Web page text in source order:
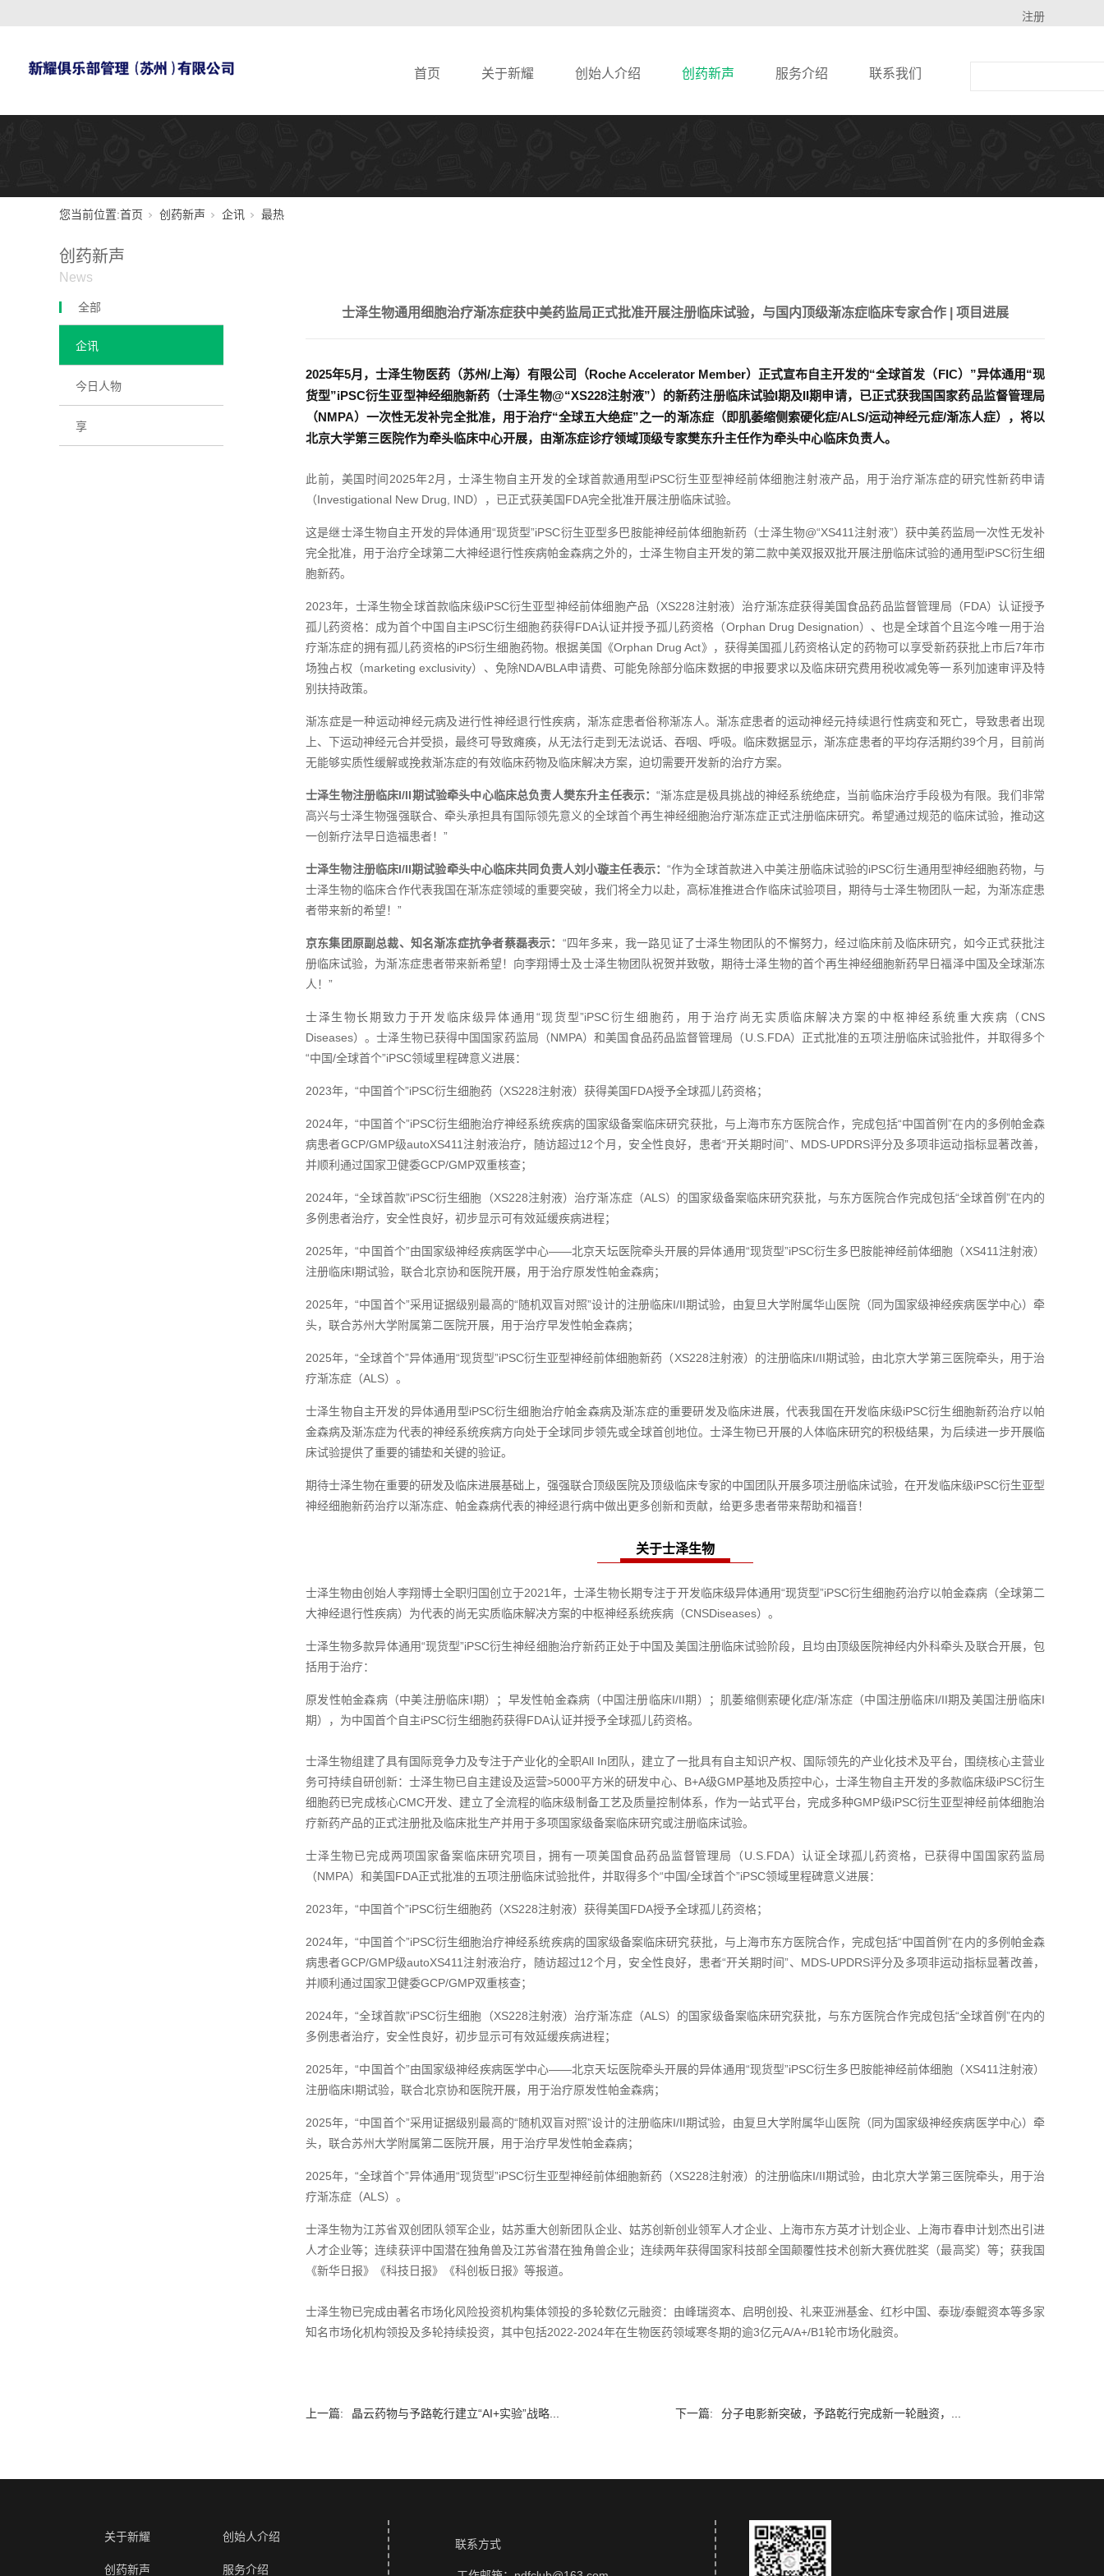
注册
首页 关于新耀 创始人介绍 创药新声 服务介绍 联系我们
您当前位置:首页 创药新声 企讯 最热
创药新声
News
全部
企讯
今日人物
享
士泽生物通用细胞治疗渐冻症获中美药监局正式批准开展注册临床试验，与国内顶级渐冻症临床专家合作 | 项目进展
2025年5月，士泽生物医药（苏州/上海）有限公司（Roche Accelerator Member）正式宣布自主开发的“全球首发（FIC）”异体通用“现
货型”iPSC衍生亚型神经细胞新药（士泽生物@“XS228注射液”）的新药注册临床试验I期及II期申请，已正式获我国国家药品监督管理局
（NMPA）一次性无发补完全批准，用于治疗“全球五大绝症”之一的渐冻症（即肌萎缩侧索硬化症/ALS/运动神经元症/渐冻人症），将以
北京大学第三医院作为牵头临床中心开展，由渐冻症诊疗领域顶级专家樊东升主任作为牵头中心临床负责人。
此前，美国时间2025年2月，士泽生物自主开发的全球首款通用型iPSC衍生亚型神经前体细胞注射液产品，用于治疗渐冻症的研究性新药申请
（Investigational New Drug, IND），已正式获美国FDA完全批准开展注册临床试验。
这是继士泽生物自主开发的异体通用“现货型”iPSC衍生亚型多巴胺能神经前体细胞新药（士泽生物@“XS411注射液”）获中美药监局一次性无发补
完全批准，用于治疗全球第二大神经退行性疾病帕金森病之外的，士泽生物自主开发的第二款中美双报双批开展注册临床试验的通用型iPSC衍生细
胞新药。
2023年，士泽生物全球首款临床级iPSC衍生亚型神经前体细胞产品（XS228注射液）治疗渐冻症获得美国食品药品监督管理局（FDA）认证授予
孤儿药资格：成为首个中国自主iPSC衍生细胞药获得FDA认证并授予孤儿药资格（Orphan Drug Designation）、也是全球首个且迄今唯一用于治
疗渐冻症的拥有孤儿药资格的iPS衍生细胞药物。根据美国《Orphan Drug Act》，获得美国孤儿药资格认定的药物可以享受新药获批上市后7年市
场独占权（marketing exclusivity）、免除NDA/BLA申请费、可能免除部分临床数据的申报要求以及临床研究费用税收减免等一系列加速审评及特
别扶持政策。
渐冻症是一种运动神经元病及进行性神经退行性疾病，渐冻症患者俗称渐冻人。渐冻症患者的运动神经元持续退行性病变和死亡，导致患者出现
上、下运动神经元合并受损，最终可导致瘫痪，从无法行走到无法说话、吞咽、呼吸。临床数据显示，渐冻症患者的平均存活期约39个月，目前尚
无能够实质性缓解或挽救渐冻症的有效临床药物及临床解决方案，迫切需要开发新的治疗方案。
士泽生物注册临床I/II期试验牵头中心临床总负责人樊东升主任表示：“渐冻症是极具挑战的神经系统绝症，当前临床治疗手段极为有限。我们非常
高兴与士泽生物强强联合、牵头承担具有国际领先意义的全球首个再生神经细胞治疗渐冻症正式注册临床研究。希望通过规范的临床试验，推动这
一创新疗法早日造福患者！”
士泽生物注册临床I/II期试验牵头中心临床共同负责人刘小璇主任表示： “作为全球首款进入中美注册临床试验的iPSC衍生通用型神经细胞药物，与
士泽生物的临床合作代表我国在渐冻症领域的重要突破，我们将全力以赴，高标准推进合作临床试验项目，期待与士泽生物团队一起，为渐冻症患
者带来新的希望！”
京东集团原副总裁、知名渐冻症抗争者蔡磊表示： “四年多来，我一路见证了士泽生物团队的不懈努力，经过临床前及临床研究，如今正式获批注
册临床试验，为渐冻症患者带来新希望！向李翔博士及士泽生物团队祝贺并致敬，期待士泽生物的首个再生神经细胞新药早日福泽中国及全球渐冻
人！”
士泽生物长期致力于开发临床级异体通用“现货型”iPSC衍生细胞药，用于治疗尚无实质临床解决方案的中枢神经系统重大疾病（CNS
Diseases）。士泽生物已获得中国国家药监局（NMPA）和美国食品药品监督管理局（U.S.FDA）正式批准的五项注册临床试验批件，并取得多个
“中国/全球首个”iPSC领域里程碑意义进展：
2023年，“中国首个”iPSC衍生细胞药（XS228注射液）获得美国FDA授予全球孤儿药资格；
2024年，“中国首个”iPSC衍生细胞治疗神经系统疾病的国家级备案临床研究获批，与上海市东方医院合作，完成包括“中国首例”在内的多例帕金森
病患者GCP/GMP级autoXS411注射液治疗，随访超过12个月，安全性良好，患者“开关期时间”、MDS-UPDRS评分及多项非运动指标显著改善，
并顺利通过国家卫健委GCP/GMP双重核查；
2024年，“全球首款”iPSC衍生细胞（XS228注射液）治疗渐冻症（ALS）的国家级备案临床研究获批，与东方医院合作完成包括“全球首例”在内的
多例患者治疗，安全性良好，初步显示可有效延缓疾病进程；
2025年，“中国首个”由国家级神经疾病医学中心——北京天坛医院牵头开展的异体通用“现货型”iPSC衍生多巴胺能神经前体细胞（XS411注射液）
注册临床I期试验，联合北京协和医院开展，用于治疗原发性帕金森病；
2025年，“中国首个”采用证据级别最高的“随机双盲对照”设计的注册临床I/II期试验，由复旦大学附属华山医院（同为国家级神经疾病医学中心）牵
头，联合苏州大学附属第二医院开展，用于治疗早发性帕金森病；
2025年，“全球首个”异体通用“现货型”iPSC衍生亚型神经前体细胞新药（XS228注射液）的注册临床I/II期试验，由北京大学第三医院牵头，用于治
疗渐冻症（ALS）。
士泽生物自主开发的异体通用型iPSC衍生细胞治疗帕金森病及渐冻症的重要研发及临床进展，代表我国在开发临床级iPSC衍生细胞新药治疗以帕
金森病及渐冻症为代表的神经系统疾病方向处于全球同步领先或全球首创地位。士泽生物已开展的人体临床研究的积极结果，为后续进一步开展临
床试验提供了重要的铺垫和关键的验证。
期待士泽生物在重要的研发及临床进展基础上，强强联合顶级医院及顶级临床专家的中国团队开展多项注册临床试验，在开发临床级iPSC衍生亚型
神经细胞新药治疗以渐冻症、帕金森病代表的神经退行病中做出更多创新和贡献，给更多患者带来帮助和福音！
关于士泽生物
士泽生物由创始人李翔博士全职归国创立于2021年，士泽生物长期专注于开发临床级异体通用“现货型”iPSC衍生细胞药治疗以帕金森病（全球第二
大神经退行性疾病）为代表的尚无实质临床解决方案的中枢神经系统疾病（CNSDiseases）。
士泽生物多款异体通用“现货型”iPSC衍生神经细胞治疗新药正处于中国及美国注册临床试验阶段，且均由顶级医院神经内外科牵头及联合开展，包
括用于治疗：
原发性帕金森病（中美注册临床I期）；早发性帕金森病（中国注册临床I/II期）；肌萎缩侧索硬化症/渐冻症（中国注册临床I/II期及美国注册临床I
期），为中国首个自主iPSC衍生细胞药获得FDA认证并授予全球孤儿药资格。
士泽生物组建了具有国际竞争力及专注于产业化的全职All In团队，建立了一批具有自主知识产权、国际领先的产业化技术及平台，围绕核心主营业
务可持续自研创新：士泽生物已自主建设及运营>5000平方米的研发中心、B+A级GMP基地及质控中心，士泽生物自主开发的多款临床级iPSC衍生
细胞药已完成核心CMC开发、建立了全流程的临床级制备工艺及质量控制体系，作为一站式平台，完成多种GMP级iPSC衍生亚型神经前体细胞治
疗新药产品的正式注册批及临床批生产并用于多项国家级备案临床研究或注册临床试验。
士泽生物已完成两项国家备案临床研究项目，拥有一项美国食品药品监督管理局（U.S.FDA）认证全球孤儿药资格，已获得中国国家药监局
（NMPA）和美国FDA正式批准的五项注册临床试验批件，并取得多个“中国/全球首个”iPSC领域里程碑意义进展：
2023年，“中国首个”iPSC衍生细胞药（XS228注射液）获得美国FDA授予全球孤儿药资格；
2024年，“中国首个”iPSC衍生细胞治疗神经系统疾病的国家级备案临床研究获批，与上海市东方医院合作，完成包括“中国首例”在内的多例帕金森
病患者GCP/GMP级autoXS411注射液治疗，随访超过12个月，安全性良好，患者“开关期时间”、MDS-UPDRS评分及多项非运动指标显著改善，
并顺利通过国家卫健委GCP/GMP双重核查；
2024年，“全球首款”iPSC衍生细胞（XS228注射液）治疗渐冻症（ALS）的国家级备案临床研究获批，与东方医院合作完成包括“全球首例”在内的
多例患者治疗，安全性良好，初步显示可有效延缓疾病进程；
2025年，“中国首个”由国家级神经疾病医学中心——北京天坛医院牵头开展的异体通用“现货型”iPSC衍生多巴胺能神经前体细胞（XS411注射液）
注册临床I期试验，联合北京协和医院开展，用于治疗原发性帕金森病；
2025年，“中国首个”采用证据级别最高的“随机双盲对照”设计的注册临床I/II期试验，由复旦大学附属华山医院（同为国家级神经疾病医学中心）牵
头，联合苏州大学附属第二医院开展，用于治疗早发性帕金森病；
2025年，“全球首个”异体通用“现货型”iPSC衍生亚型神经前体细胞新药（XS228注射液）的注册临床I/II期试验，由北京大学第三医院牵头，用于治
疗渐冻症（ALS）。
士泽生物为江苏省双创团队领军企业，姑苏重大创新团队企业、姑苏创新创业领军人才企业、上海市东方英才计划企业、上海市春申计划杰出引进
人才企业等；连续获评中国潜在独角兽及江苏省潜在独角兽企业；连续两年获得国家科技部全国颠覆性技术创新大赛优胜奖（最高奖）等；获我国
《新华日报》《科技日报》《科创板日报》等报道。
士泽生物已完成由著名市场化风险投资机构集体领投的多轮数亿元融资：由峰瑞资本、启明创投、礼来亚洲基金、红杉中国、泰珑/泰鲲资本等多家
知名市场化机构领投及多轮持续投资，其中包括2022-2024年在生物医药领域寒冬期的逾3亿元A/A+/B1轮市场化融资。
上一篇: 晶云药物与予路乾行建立“AI+实验”战略... 下一篇: 分子电影新突破，予路乾行完成新一轮融资，...
关于新耀 创始人介绍
创药新声 服务介绍
联系方式